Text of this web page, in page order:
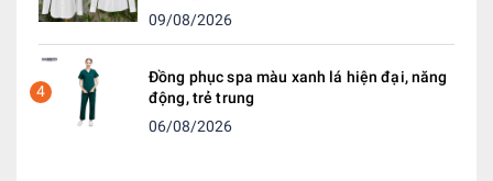
09/08/2026
4
Đồng phục spa màu xanh lá hiện đại, năng
động, trẻ trung
06/08/2026